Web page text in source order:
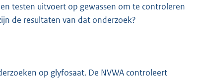
testen uitvoert op gewassen om te controleren
de resultaten van dat onderzoek?
op glyfosaat. De NVWA controleert